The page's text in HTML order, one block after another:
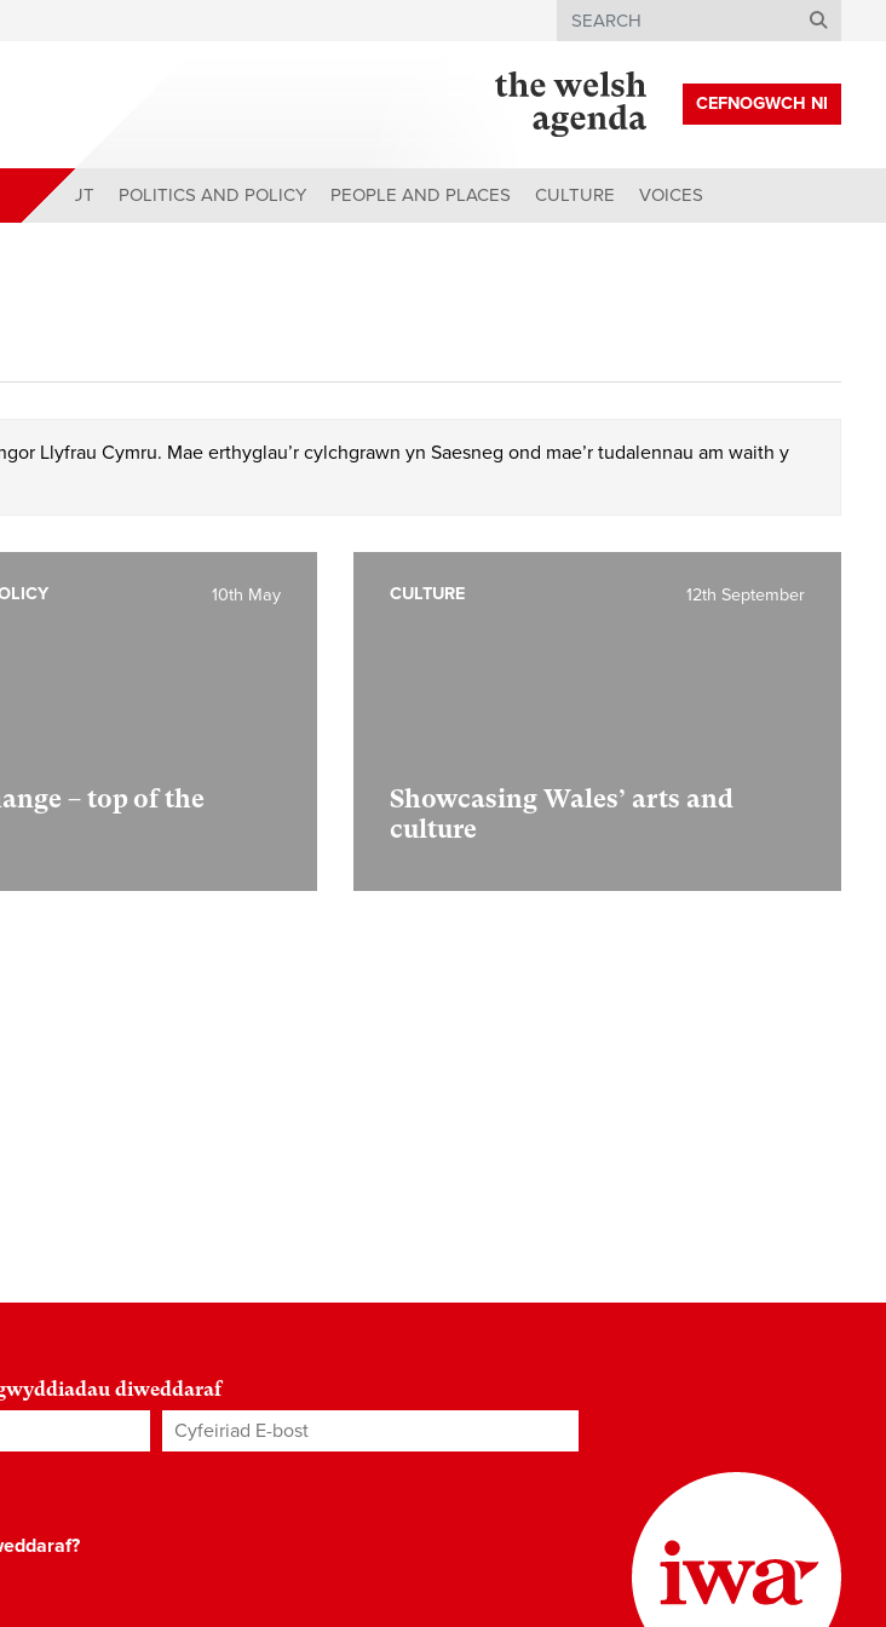
Search
CEFNOGWCH NI
ABOUT POLITICS AND POLICY PEOPLE AND PLACES CULTURE VOICES
Llyfrau Cymru. Mae erthyglau’r cylchgrawn yn Saesneg ond mae’r tudalennau am waith y
– top of the
10th May
Showcasing Wales’ arts and
culture
12th September
CULTURE
diweddaraf
Cyfeiriad E-bost*